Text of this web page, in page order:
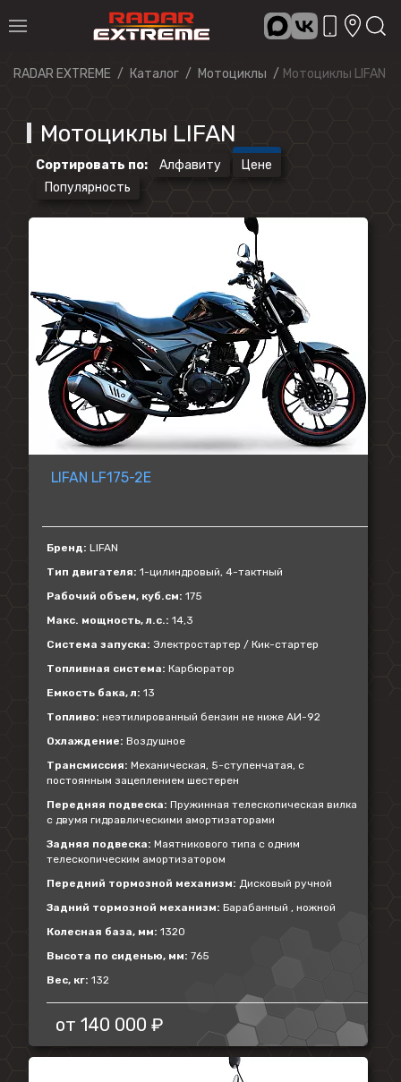
RADAR EXTREME Каталог Мотоциклы Мотоциклы LIFAN
Мотоциклы LIFAN
Сортировать по: Алфавиту
Цене
Популярность
LIFAN LF175-2Е
Бренд: LIFAN
Тип двигателя: 1-цилиндровый, 4-тактный
Рабочий объем, куб.см: 175
Макс. мощность, л.с.: 14,3
Система запуска: Электростартер / Кик-стартер
Топливная система: Карбюратор
Емкость бака, л: 13
Топливо: неэтилированный бензин не ниже АИ-92
Охлаждение: Воздушное
Трансмиссия: Механическая, 5-ступенчатая, с
постоянным зацеплением шестерен
Передняя подвеска: Пружинная телескопическая вилка
с двумя гидравлическими амортизаторами
Задняя подвеска: Маятникового типа с одним
телескопическим амортизатором
Передний тормозной механизм: Дисковый ручной
Задний тормозной механизм: Барабанный , ножной
Колесная база, мм: 1320
Высота по сиденью, мм: 765
Вес, кг: 132
от 140 000 ₽